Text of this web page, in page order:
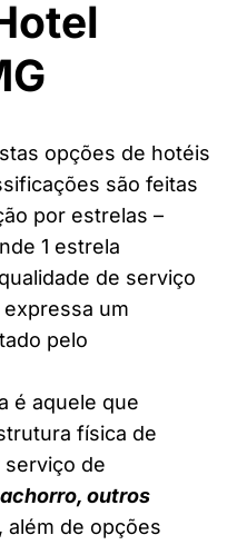
opções de hotéis
são feitas
por estrelas –
1 estrela
de serviço
um
pelo
é aquele que
física de
serviço de
outros
, além de opções